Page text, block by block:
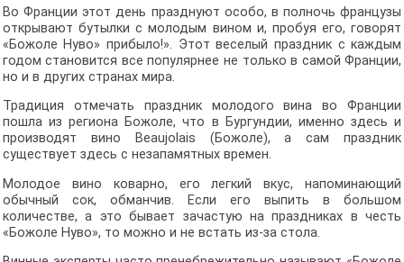
Во Франции этот день празднуют особо, в полночь французы
открывают бутылки с молодым вином и, пробуя его, говорят
«Божоле Нуво» прибыло!». Этот веселый праздник с каждым
годом становится все популярнее не только в самой Франции,
но и в других странах мира.
Традиция отмечать праздник молодого вина во Франции
пошла из региона Божоле, что в Бургундии, именно здесь и
производят вино Beaujolais (Божоле), а сам праздник
существует здесь с незапамятных времен.
Молодое вино коварно, его легкий вкус, напоминающий
обычный сок, обманчив. Если его выпить в большом
количестве, а это бывает зачастую на праздниках в честь
«Божоле Нуво», то можно и не встать из-за стола.